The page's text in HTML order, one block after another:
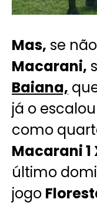
Mas, se
Macarani,
Baiana,
já o
como
Macarani 1
último
jogo